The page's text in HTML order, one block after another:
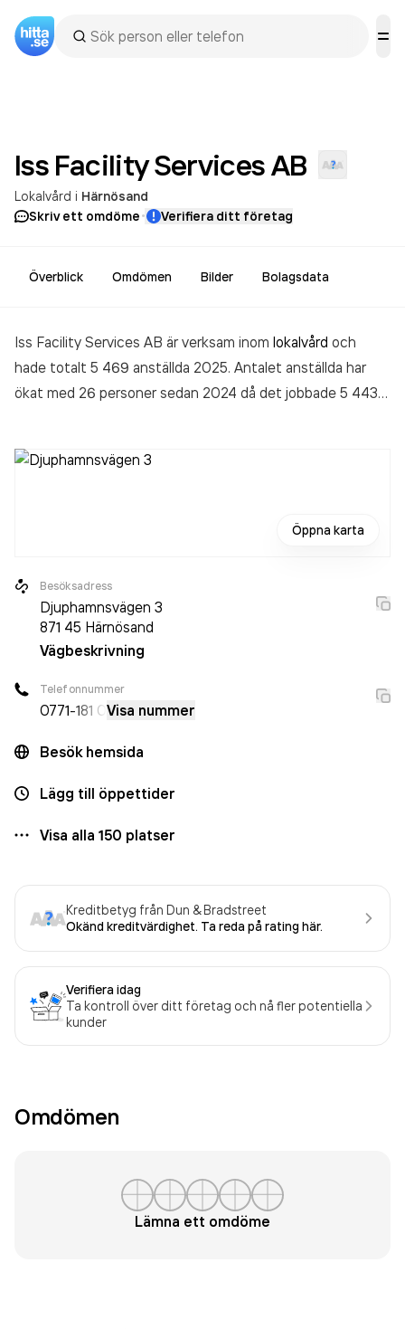
Iss Facility ServicesAB
Lokalvård i Härnösand
Skriv ett omdöme· Verifiera ditt företag
Överblick Omdömen Bilder Bolagsdata
Iss Facility Services AB är verksam inom lokalvård och
hade totalt 5 469 anställda 2025. Antalet anställda har
ökat med 26 personer sedan 2024 då det jobbade 5 443
4 932 950 000,00 kr
Öppna karta
Besöksadress
Djuphamnsvägen 3
871 45 Härnösand
Vägbeskrivning
Telefonnummer
0771-181 0 Visa nummer
Besök hemsida
Lägg till öppettider
Visa alla 150 platser
Kreditbetyg från Dun & Bradstreet
Okänd kreditvärdighet. Ta reda på rating här.
Verifiera idag
Ta kontroll över ditt företag och nå fler potentiella
kunder
Omdömen
Lämna ett omdöme